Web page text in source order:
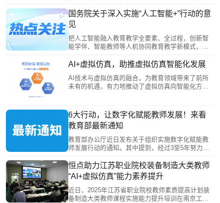
革。在建筑工程领域，虚拟仿真技术以实际工程数
据作为基础，通过合理的演算模拟实际工程效果，
通过等比例、高仿真的图像还原工程现场，带给学
生逼真的互动式体验，培养其学习兴趣与创造力，
让他们在实战中锻炼将理论知识应用于实际工作的
国务院关于深入实施“人工智能+”行动的意
见
把人工智能融入教育教学全要素、全过程，创新智
能学伴、智能教师等人机协同教育教学新模式，推
实现大规模因材施教，提高教育质量，促进教育公
更灵活、资源更丰富的自主学习。鼓励和支持全民
积极学习人工智能新知识、新技术。
AI+虚拟仿真，助推虚拟仿真智能化发展
AI技术与虚拟仿真的融合，为教育领域带来了前所
未有的机遇，有力地推动了虚拟仿真向智能化方向
谱。其中，实践目标图谱为学习指明方向，学习图
谱助力学生高效达成目标，能力图谱则对学习成果
进行全面评估和反馈，进一步指导学习目标和学习
路径的优化，构建智能化虚拟仿真学习新生态。
6大行动，让数字化赋能教师发展！来看
教育部最新通知
教育部办公厅近日发布关于组织实施数字化赋能教
师发展行动的通知。其中提到，经过3至5年努力，
教育教学成为新常态，探索形成大规模因材施教和
人机协同教学的有效路径。
恒点助力江苏职业院校装备制造大类教师
“AI+虚拟仿真”能力素养提升
近日，2025年江苏省职业院校教师素质提高计划装
备制造大类教师课程实施能力提升培训在南京工业